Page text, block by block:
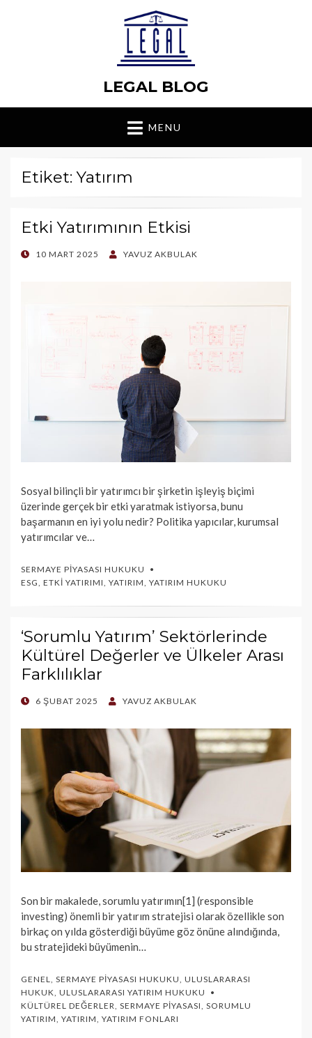
LEGAL BLOG
MENU
Etiket: Yatırım
Etki Yatırımının Etkisi
POSTED
10 MART 2025 YAVUZ AKBULAK
Sosyal bilinçli bir yatırımcı bir şirketin işleyiş biçimi
üzerinde gerçek bir etki yaratmak istiyorsa, bunu
başarmanın en iyi yolu nedir? Politika yapıcılar, kurumsal
yatırımcılar ve…
SERMAYE PIYASASI HUKUKU
ESG, ETKI YATIRIMI, YATIRIM, YATIRIM HUKUKU
‘Sorumlu Yatırım’ Sektörlerinde
Kültürel Değerler ve Ülkeler Arası
Farklılıklar
POSTED
6 ŞUBAT 2025 YAVUZ AKBULAK
Son bir makalede, sorumlu yatırımın[1] (responsible
investing) önemli bir yatırım stratejisi olarak özellikle son
birkaç on yılda gösterdiği büyüme göz önüne alındığında,
bu stratejideki büyümenin…
GENEL, SERMAYE PIYASASI HUKUKU, ULUSLARARASI
HUKUK, ULUSLARARASI YATIRIM HUKUKU
KÜLTÜREL DEĞERLER, SERMAYE PIYASASI, SORUMLU
YATIRIM, YATIRIM, YATIRIM FONLARI